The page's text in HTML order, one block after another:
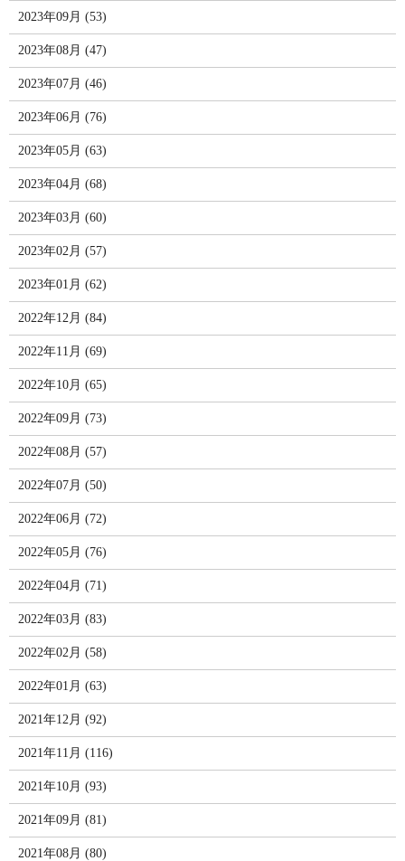
2023年09月 (53)
2023年08月 (47)
2023年07月 (46)
2023年06月 (76)
2023年05月 (63)
2023年04月 (68)
2023年03月 (60)
2023年02月 (57)
2023年01月 (62)
2022年12月 (84)
2022年11月 (69)
2022年10月 (65)
2022年09月 (73)
2022年08月 (57)
2022年07月 (50)
2022年06月 (72)
2022年05月 (76)
2022年04月 (71)
2022年03月 (83)
2022年02月 (58)
2022年01月 (63)
2021年12月 (92)
2021年11月 (116)
2021年10月 (93)
2021年09月 (81)
2021年08月 (80)